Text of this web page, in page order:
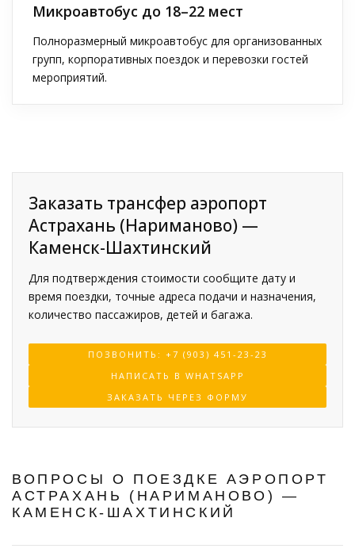
Микроавтобус до 18–22 мест
Полноразмерный микроавтобус для организованных
групп, корпоративных поездок и перевозки гостей
мероприятий.
Заказать трансфер аэропорт
Астрахань (Нариманово) —
Каменск-Шахтинский
Для подтверждения стоимости сообщите дату и
время поездки, точные адреса подачи и назначения,
количество пассажиров, детей и багажа.
ПОЗВОНИТЬ: +7 (903) 451-23-23
НАПИСАТЬ В WHATSAPP
ЗАКАЗАТЬ ЧЕРЕЗ ФОРМУ
ВОПРОСЫ О ПОЕЗДКЕ АЭРОПОРТ
АСТРАХАНЬ (НАРИМАНОВО) —
КАМЕНСК-ШАХТИНСКИЙ